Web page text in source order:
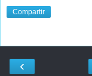
Compartir
‹